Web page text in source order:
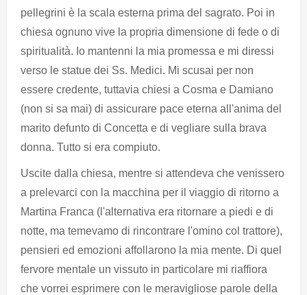
pellegrini è la scala esterna prima del sagrato. Poi in
chiesa ognuno vive la propria dimensione di fede o di
spiritualità. Io mantenni la mia promessa e mi diressi
verso le statue dei Ss. Medici. Mi scusai per non
essere credente, tuttavia chiesi a Cosma e Damiano
(non si sa mai) di assicurare pace eterna all'anima del
marito defunto di Concetta e di vegliare sulla brava
donna. Tutto si era compiuto.
Uscite dalla chiesa, mentre si attendeva che venissero
a prelevarci con la macchina per il viaggio di ritorno a
Martina Franca (l'alternativa era ritornare a piedi e di
notte, ma temevamo di rincontrare l'omino col trattore),
pensieri ed emozioni affollarono la mia mente. Di quel
fervore mentale un vissuto in particolare mi riaffiora
che vorrei esprimere con le meravigliose parole della